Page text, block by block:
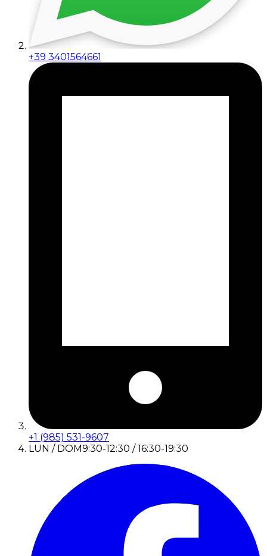
+39 3401564661
+1 (985) 531-9607
LUN / DOM9:30-12:30 / 16:30-19:30